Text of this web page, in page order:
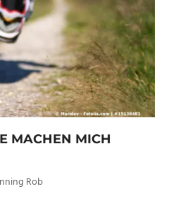
MACHEN MICH
Rob